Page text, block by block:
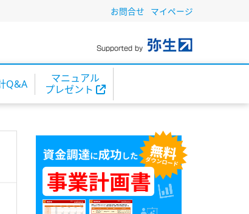
マイページ
お問合せ
Q&A
マニュアル
プレゼント